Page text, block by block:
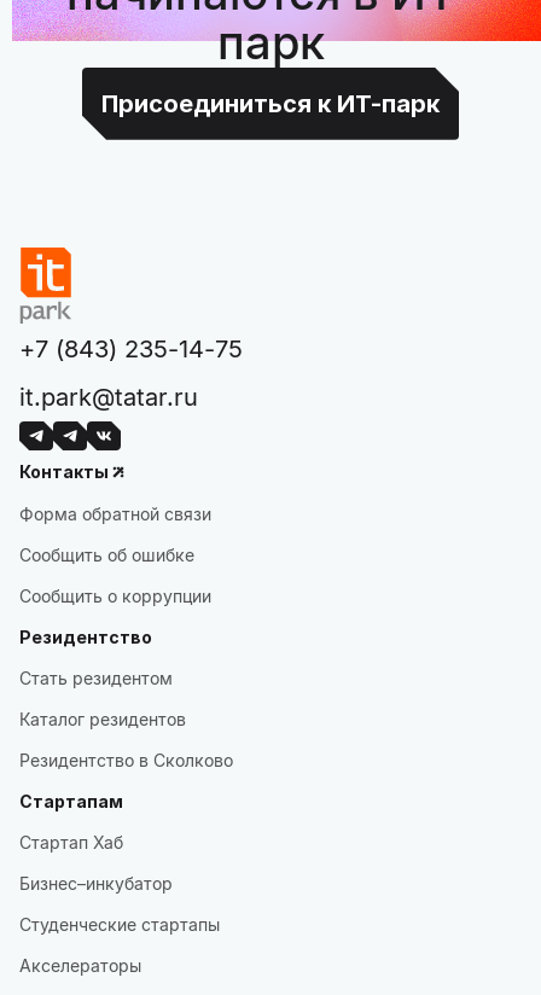
парк
Присоединиться к ИТ-парк
+7 (843) 235-14-75
it.park@tatar.ru
Контакты
Форма обратной связи
Сообщить об ошибке
Сообщить о коррупции
Резидентство
Стать резидентом
Каталог резидентов
Резидентство в Сколково
Стартапам
Стартап Хаб
Бизнес–инкубатор
Студенческие стартапы
Акселераторы